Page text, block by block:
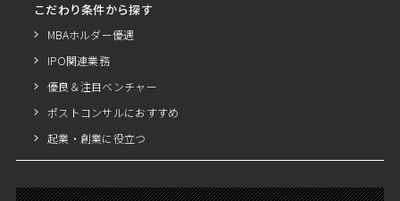
こだわり条件から探す
MBAホルダー優遇
IPO関連業務
優良＆注目ベンチャー
ポストコンサルにおすすめ
起業・創業に役立つ